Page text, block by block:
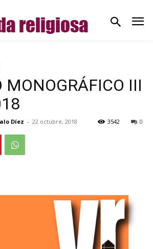
MONOGRÁFICO III
Díez - 22 octubre, 2018 0
3542